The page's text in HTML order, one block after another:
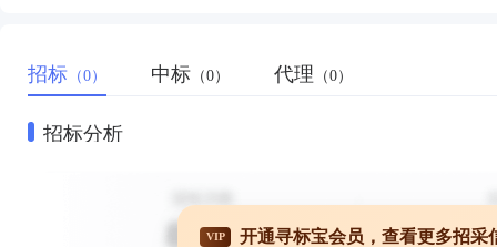
招标 （0） 中标 （0） 代理 （0）
招标分析
VIP 开通寻标宝会员，查看更多招采